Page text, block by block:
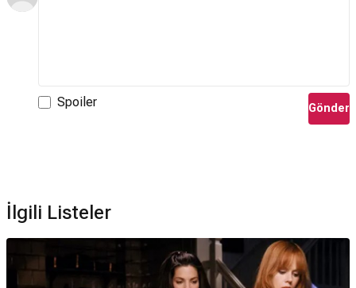
Spoiler Gönder
İlgili Listeler